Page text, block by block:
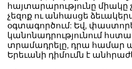
հայտարարությունը միակը
չեզոք ու անհասցե
օգտագործում: Եվ,
կանոնադրությունում
տրամադրելը, դրա համար
Երեւանի դիմումն է